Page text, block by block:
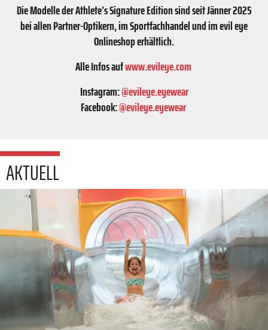
Die Modelle der Athlete’s Signature Edition sind seit Jänner 2025
bei allen Partner-Optikern, im Sportfachhandel und im evil eye
Onlineshop erhältlich.
Alle Infos aufwww.evileye.com
Instagram:@evileye.eyewear
Facebook:@evileye.eyewear
AKTUELL